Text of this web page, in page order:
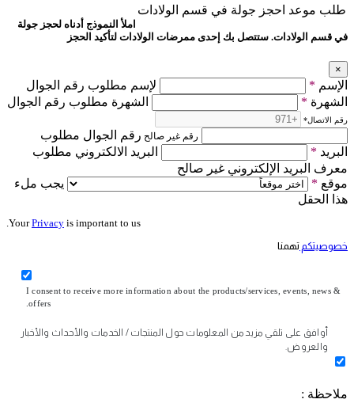
طلب موعد احجز جولة في قسم الولادات
املأ النموذج أدناه لحجز جولة
في قسم الولادات. ستتصل بك إحدى ممرضات الولادات لتأكيد الحجز
×
الإسم *
لإسم مطلوب رقم الجوال
الشهرة * الشهرة مطلوب رقم الجوال
رقم الاتصال*
رقم غير صالح رقم الجوال مطلوب
البريد *
البريد الالكتروني مطلوب
معرف البريد الإلكتروني غير صالح
موقع *
يجب ملء
هذا الحقل
YourPrivacy is important to us.
خصوصيتكم تهمنا
I consent to receive more information about the products/services, events, news &
offers.
أوافق على تلقي مزيد من المعلومات حول المنتجات / الخدمات والأحداث والأخبار
والعروض.
ملاحظة :